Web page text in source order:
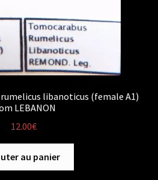
libanoticus (female A1)
LEBANON
12.00€
au panier